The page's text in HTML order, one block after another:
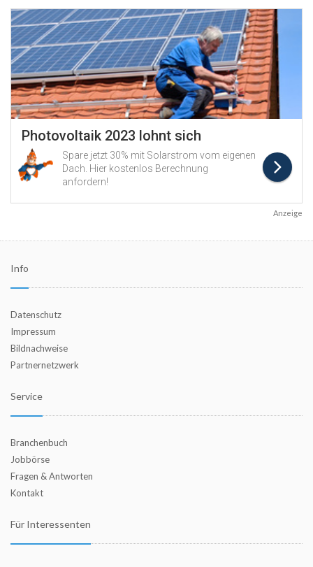
Anzeige
Info
Datenschutz
Impressum
Bildnachweise
Partnernetzwerk
Service
Branchenbuch
Jobbörse
Fragen & Antworten
Kontakt
Für Interessenten